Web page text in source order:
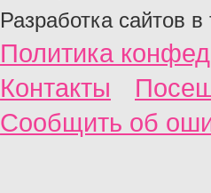
Разработка сайтов в
Политика
Контакты
Сообщить об